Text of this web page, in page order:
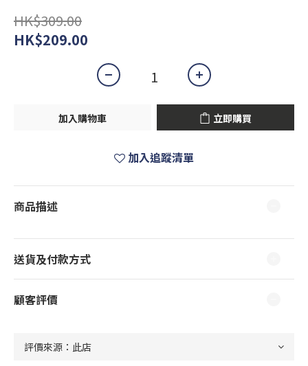
HK$309.00
HK$209.00
加入購物車 立即購買
加入追蹤清單
商品描述
送貨及付款方式
顧客評價